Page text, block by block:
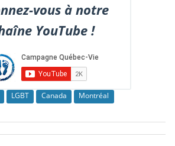
vous à notre
YouTube !
LGBT Canada Montréal